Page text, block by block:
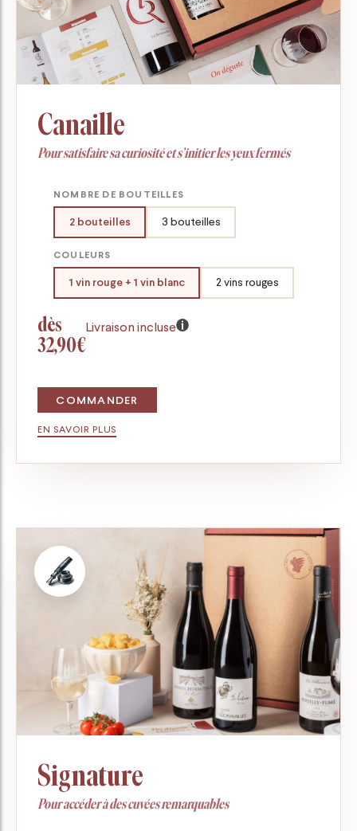
Canaille
Pour satisfaire sa curiosité et s’initier les yeux fermés
NOMBRE DE BOUTEILLES
2 bouteilles 3 bouteilles
COULEURS
1 vin rouge + 1 vin blanc 2 vins rouges
dès
32,90€
Livraison incluse
COMMANDER
EN SAVOIR PLUS
Signature
Pour accéder à des cuvées remarquables